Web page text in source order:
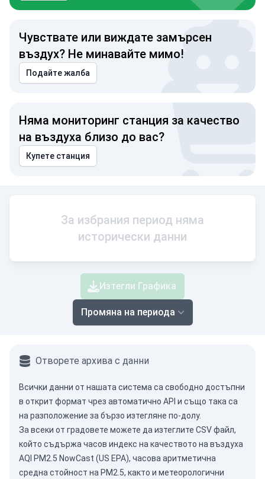
Чувствате или виждате замърсен
въздух? Не минавайте мимо!
Подайте жалба
Няма мониторинг станция за качество
на въздуха близо до вас?
Купете станция
За избрания период няма
исторически данни
Изтегли Графика
Промяна на периода
Отворете архива с данни
Всички данни от нашата система са свободно достъпни
в открит формат чрез автоматично API и също така са
на разположение за бързо изтегляне по-долу.
За всеки от градовете можете да изтеглите CSV файл,
който съдържа часов индекс на качеството на въздуха
AQI PM2.5 NowCast (US EPA), часова аритметична
средна стойност на PM2.5, както и метеорологични